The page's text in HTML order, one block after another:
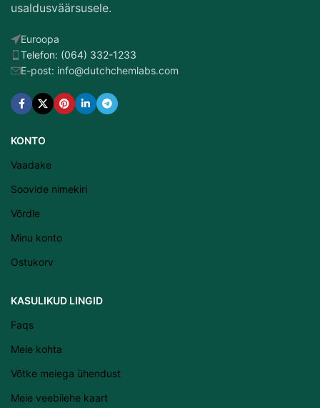
usaldusväärsusele.
Euroopa
Telefon: (064) 332-1233
E-post: info@dutchchemlabs.com
KONTO
Vaadake
Soovide nimekiri
Võrdle
Minu konto
Ostukorv
KASULIKUD LINGID
Faqs
Meie kohta
Võtke meiega ühendust
Meie veebilehe kaart